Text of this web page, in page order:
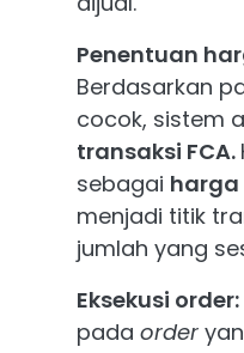
Penentuan
Berdasarkan
cocok, sistem
transaksi FCA.
sebagai harga
menjadi titik
jumlah yang
Eksekusi order:
pada order